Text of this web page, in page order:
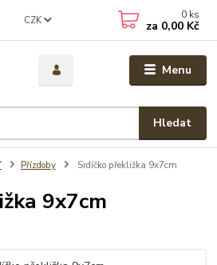
Menu
CZK
Hledat
0 ks
za 0,00 Kč
Přízdoby Srdíčko překližka 9x7cm
9x7cm